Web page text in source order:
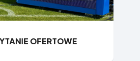
OFERTOWE